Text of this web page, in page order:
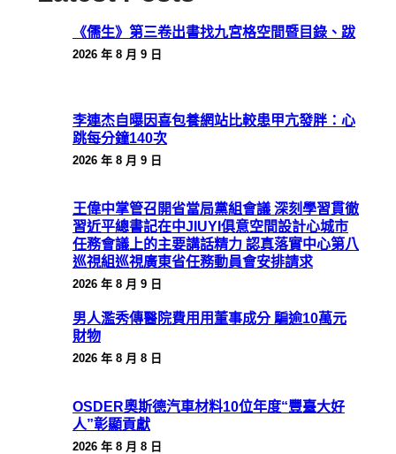
《儒生》第三卷出書找九宮格空間暨目錄、跋
2026 年 8 月 9 日
李連杰自曝因喜包養網站比較患甲亢發胖：心
跳每分鐘140次
2026 年 8 月 9 日
王偉中掌管召開省當局黨組會議 深刻學習貫徹
習近平總書記在中JIUYI俱意空間設計心城市
任務會議上的主要講話精力 認真落實中心第八
巡視組巡視廣東省任務動員會安排請求
2026 年 8 月 9 日
男人濫秀傳醫院費用用董事成分 騙逾10萬元
財物
2026 年 8 月 8 日
OSDER奧斯德汽車材料10位年度“豐臺大好
人”彰顯貢獻
2026 年 8 月 8 日